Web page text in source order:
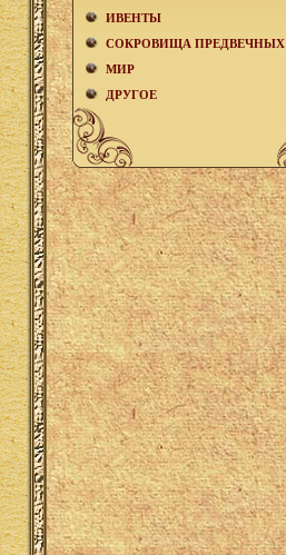
ИВЕНТЫ
СОКРОВИЩА ПРЕДВЕЧНЫХ
МИР
ДРУГОЕ